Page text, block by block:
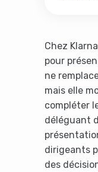
Chez
pour
ne
mais elle
compléter
déléguant
dirigeants
des